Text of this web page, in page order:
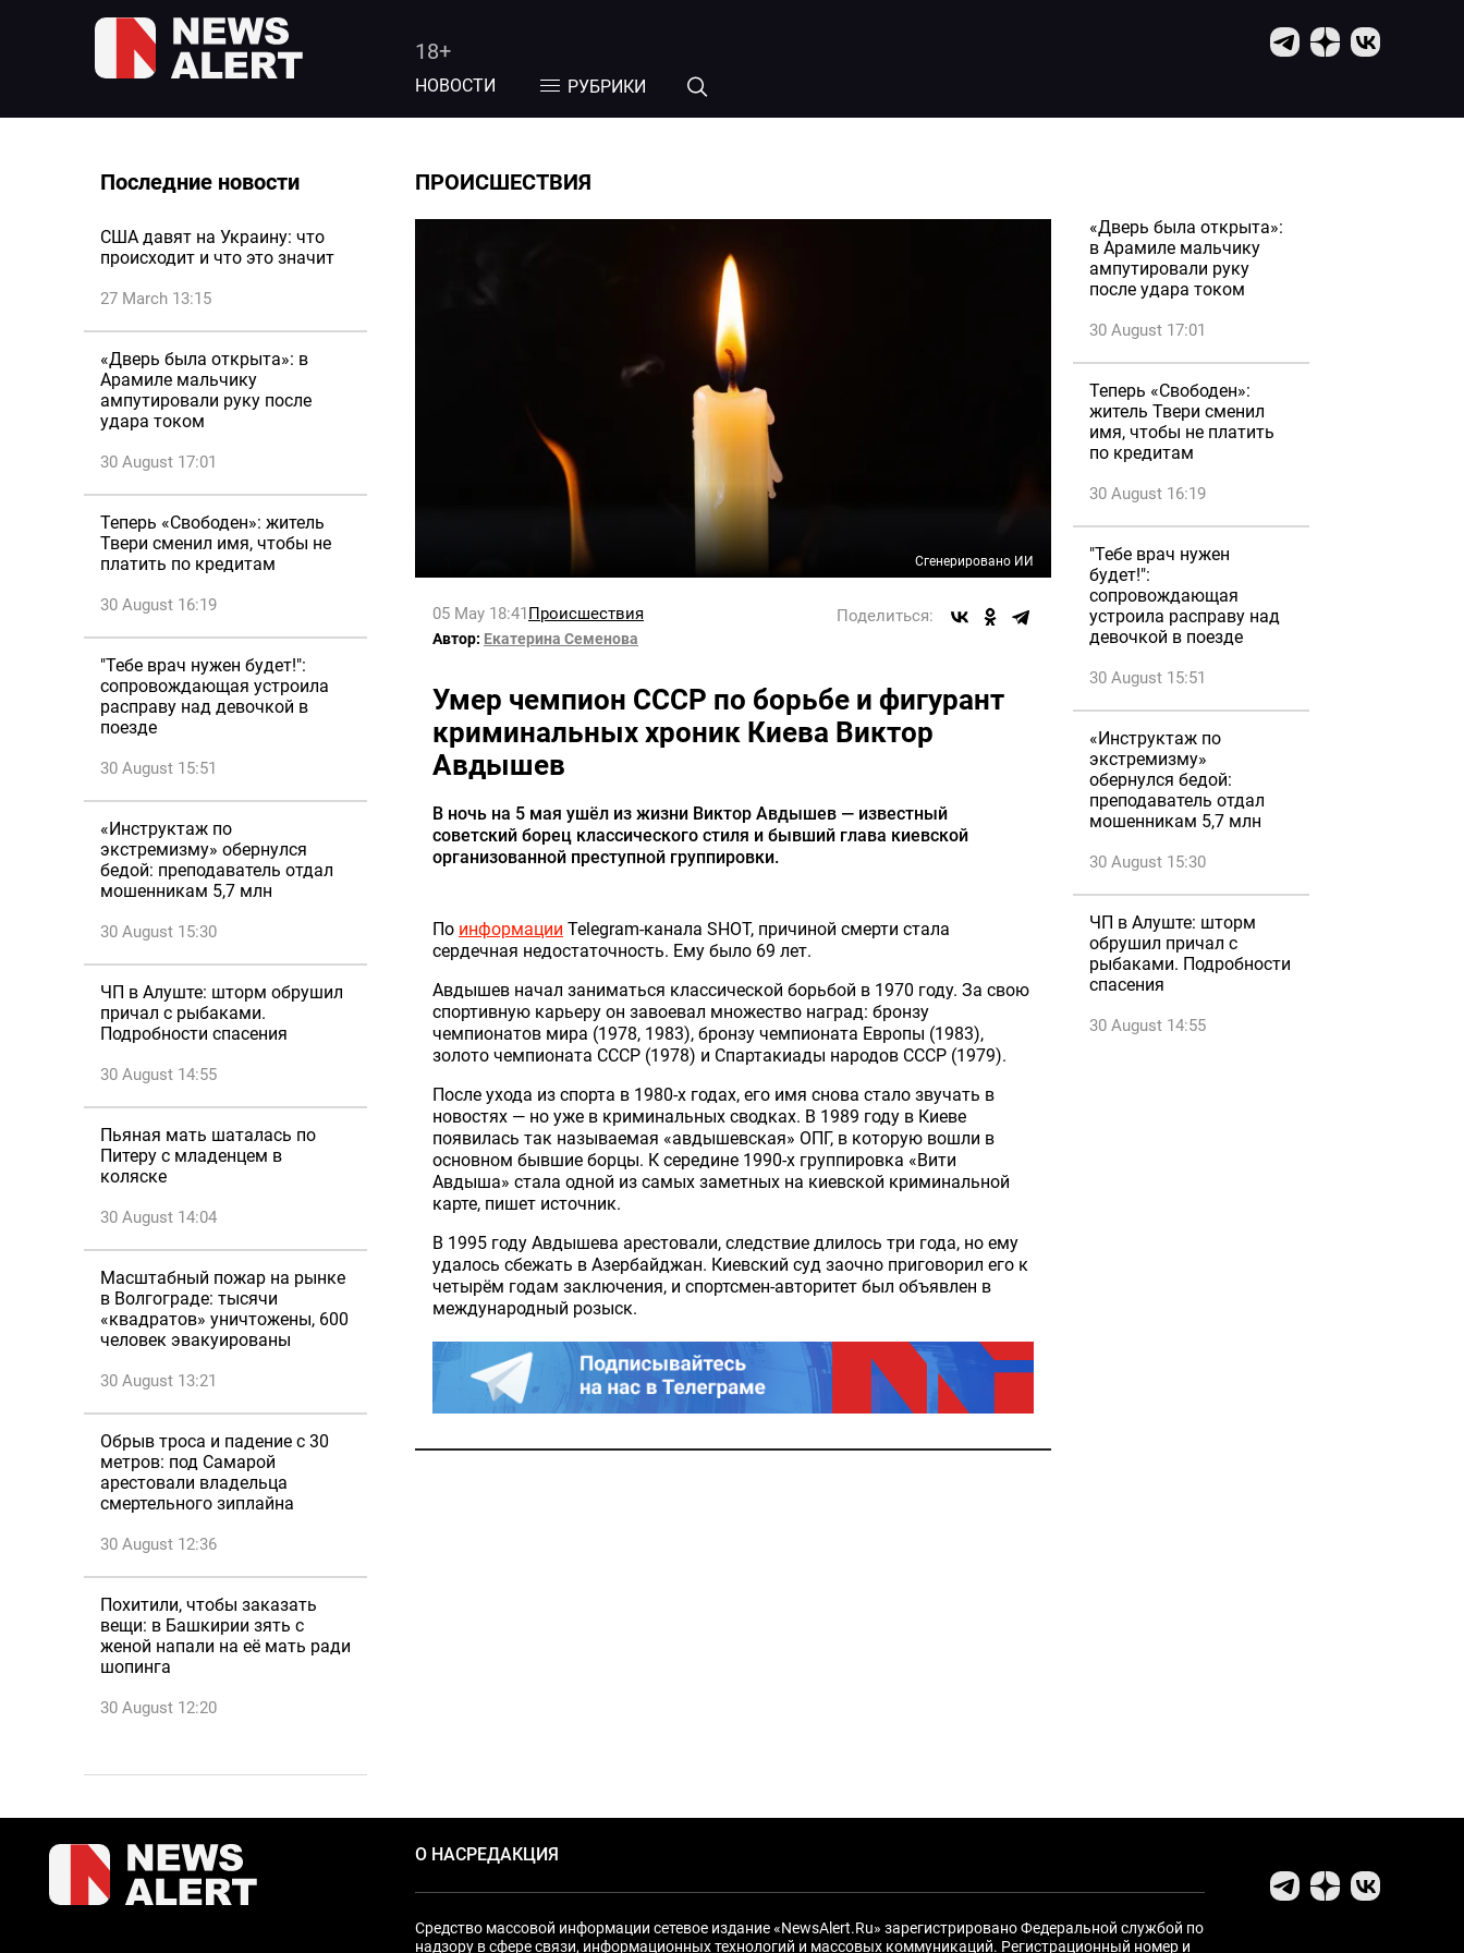
18+
НОВОСТИ РУБРИКИ
Последние новости
США давят на Украину: что
происходит и что это значит
27 March 13:15
«Дверь была открыта»: в
Арамиле мальчику
ампутировали руку после
удара током
30 August 17:01
Теперь «Свободен»: житель
Твери сменил имя, чтобы не
платить по кредитам
30 August 16:19
"Тебе врач нужен будет!":
сопровождающая устроила
расправу над девочкой в
поезде
30 August 15:51
«Инструктаж по
экстремизму» обернулся
бедой: преподаватель отдал
мошенникам 5,7 млн
30 August 15:30
ЧП в Алуште: шторм обрушил
причал с рыбаками.
Подробности спасения
30 August 14:55
Пьяная мать шаталась по
Питеру с младенцем в
коляске
30 August 14:04
Масштабный пожар на рынке
в Волгограде: тысячи
«квадратов» уничтожены, 600
человек эвакуированы
30 August 13:21
Обрыв троса и падение с 30
метров: под Самарой
арестовали владельца
смертельного зиплайна
30 August 12:36
Похитили, чтобы заказать
вещи: в Башкирии зять с
женой напали на её мать ради
шопинга
30 August 12:20
ПРОИСШЕСТВИЯ
Сгенерировано ИИ
05 May 18:41Происшествия Поделиться:
Автор: Екатерина Семенова
Умер чемпион СССР по борьбе и фигурант
криминальных хроник Киева Виктор
Авдышев
В ночь на 5 мая ушёл из жизни Виктор Авдышев — известный
советский борец классического стиля и бывший глава киевской
организованной преступной группировки.
По информации Telegram-канала SHOT, причиной смерти стала
сердечная недостаточность. Ему было 69 лет.
Авдышев начал заниматься классической борьбой в 1970 году. За свою
спортивную карьеру он завоевал множество наград: бронзу
чемпионатов мира (1978, 1983), бронзу чемпионата Европы (1983),
золото чемпионата СССР (1978) и Спартакиады народов СССР (1979).
После ухода из спорта в 1980-х годах, его имя снова стало звучать в
новостях — но уже в криминальных сводках. В 1989 году в Киеве
появилась так называемая «авдышевская» ОПГ, в которую вошли в
основном бывшие борцы. К середине 1990-х группировка «Вити
Авдыша» стала одной из самых заметных на киевской криминальной
карте, пишет источник.
В 1995 году Авдышева арестовали, следствие длилось три года, но ему
удалось сбежать в Азербайджан. Киевский суд заочно приговорил его к
четырём годам заключения, и спортсмен-авторитет был объявлен в
международный розыск.
«Дверь была открыта»:
в Арамиле мальчику
ампутировали руку
после удара током
30 August 17:01
Теперь «Свободен»:
житель Твери сменил
имя, чтобы не платить
по кредитам
30 August 16:19
"Тебе врач нужен
будет!":
сопровождающая
устроила расправу над
девочкой в поезде
30 August 15:51
«Инструктаж по
экстремизму»
обернулся бедой:
преподаватель отдал
мошенникам 5,7 млн
30 August 15:30
ЧП в Алуште: шторм
обрушил причал с
рыбаками. Подробности
спасения
30 August 14:55
О НАСРЕДАКЦИЯ
Средство массовой информации сетевое издание «NewsAlert.Ru» зарегистрировано Федеральной службой по
надзору в сфере связи, информационных технологий и массовых коммуникаций. Регистрационный номер и